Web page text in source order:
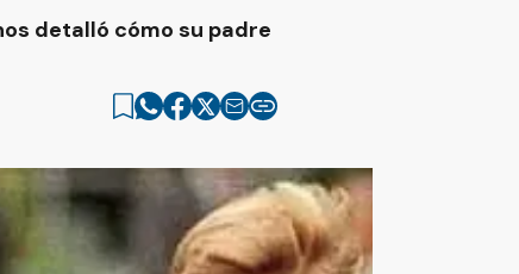
detalló cómo su padre